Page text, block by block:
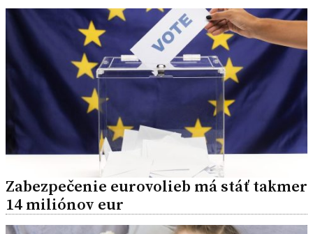
Zabezpečenie eurovolieb má stáť takmer
14 miliónov eur